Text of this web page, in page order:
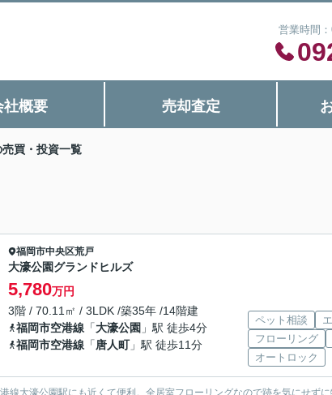
営業時間
社概要 売却査定
買・投資一覧
福岡市中央区荒戸
大濠公園グランドヒルズ
5,780万円
3階 / 70.11㎡ / 3LDK /築35年 /14階建
福岡市空港線 「大濠公園 」駅 徒歩4分
福岡市空港線 「唐人町」駅 徒歩11分
ペット相談
フローリング
オートロック
線大濠公園駅にも近くて便利。全居室フローリングなので跡を気にせず